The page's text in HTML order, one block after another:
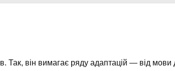
Так, він вимагає ряду адаптацій — від мови